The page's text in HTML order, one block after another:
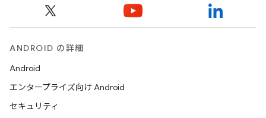
ANDROID の詳細
Android
エンタープライズ向け Android
セキュリティ